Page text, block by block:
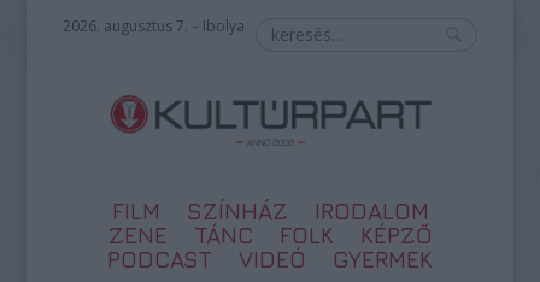
2026. augusztus 7. – Ibolya
FILM SZÍNHÁZ
IRODALOM
ZENE
TÁNC FOLK
KÉPZŐ
PODCAST
VIDEÓ GYERMEK